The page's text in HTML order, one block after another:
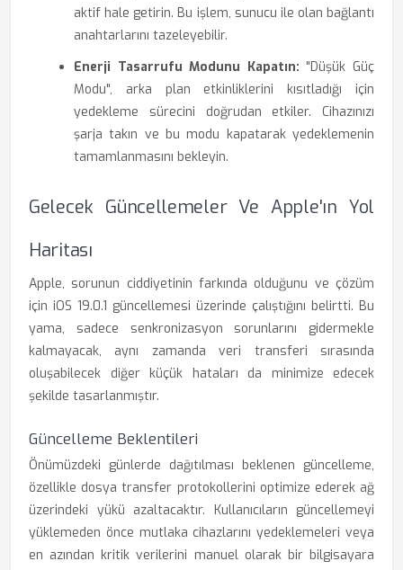
aktif hale getirin. Bu işlem, sunucu ile olan bağlantı
anahtarlarını tazeleyebilir.
Enerji Tasarrufu Modunu Kapatın: "Düşük Güç
Modu", arka plan etkinliklerini kısıtladığı için
yedekleme sürecini doğrudan etkiler. Cihazınızı
şarja takın ve bu modu kapatarak yedeklemenin
tamamlanmasını bekleyin.
Gelecek Güncellemeler Ve Apple'ın Yol
Haritası
Apple, sorunun ciddiyetinin farkında olduğunu ve çözüm
için iOS 19.0.1 güncellemesi üzerinde çalıştığını belirtti. Bu
yama, sadece senkronizasyon sorunlarını gidermekle
kalmayacak, aynı zamanda veri transferi sırasında
oluşabilecek diğer küçük hataları da minimize edecek
şekilde tasarlanmıştır.
Güncelleme Beklentileri
Önümüzdeki günlerde dağıtılması beklenen güncelleme,
özellikle dosya transfer protokollerini optimize ederek ağ
üzerindeki yükü azaltacaktır. Kullanıcıların güncellemeyi
yüklemeden önce mutlaka cihazlarını yedeklemeleri veya
en azından kritik verilerini manuel olarak bir bilgisayara